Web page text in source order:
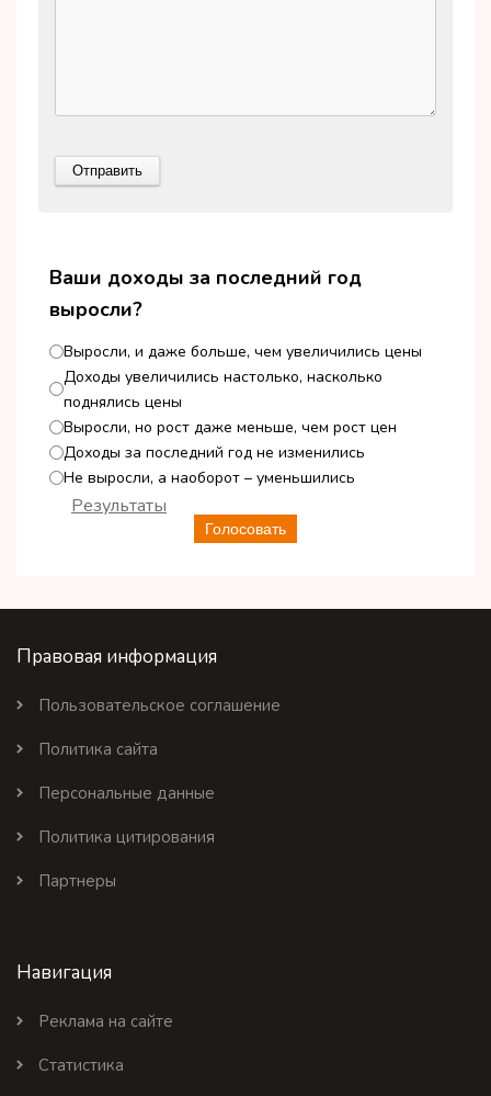
Ваши доходы за последний год
выросли?
Выросли, и даже больше, чем увеличились цены
Доходы увеличились настолько, насколько
поднялись цены
Выросли, но рост даже меньше, чем рост цен
Доходы за последний год не изменились
Не выросли, а наоборот – уменьшились
Голосовать
Результаты
Правовая информация
Пользовательское соглашение
Политика сайта
Персональные данные
Политика цитирования
Партнеры
Навигация
Реклама на сайте
Статистика